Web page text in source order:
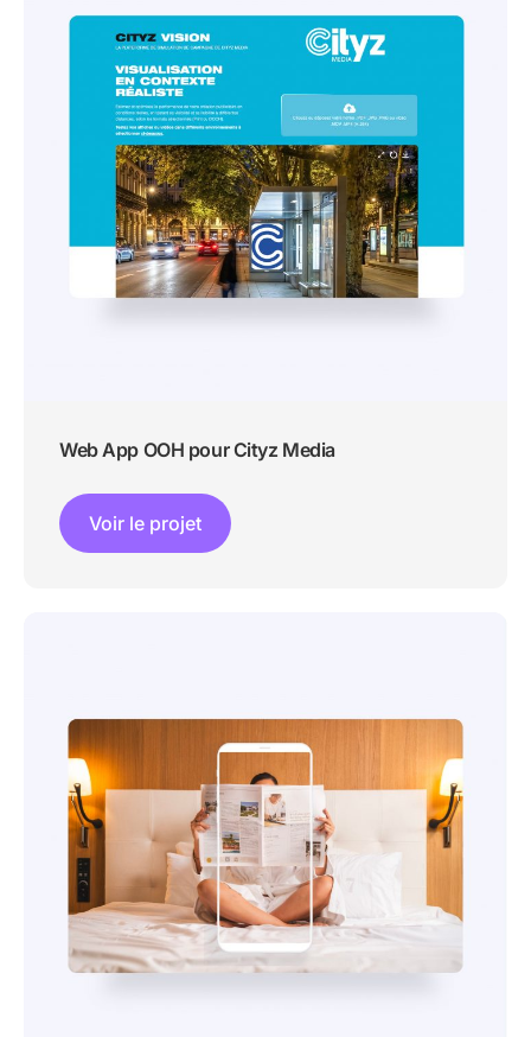
Web App OOH pour Cityz Media
Voir le projet